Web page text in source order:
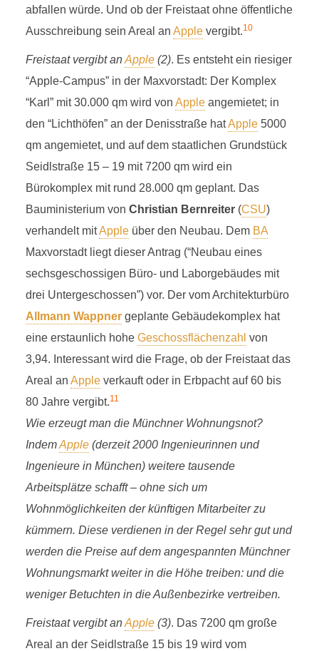
abfallen würde. Und ob der Freistaat ohne öffentliche
Ausschreibung sein Areal an Applevergibt.10
Freistaat vergibt anApple(2). Es entsteht ein riesiger
“Apple-Campus” in der Maxvorstadt: Der Komplex
“Karl” mit 30.000 qm wird von Appleangemietet; in
den “Lichthöfen” an der Denisstraße hatApple5000
qm angemietet, und auf dem staatlichen Grundstück
Seidlstraße 15 – 19 mit 7200 qm wird ein
Bürokomplex mit rund 28.000 qm geplant. Das
Bauministerium von Christian Bernreiter(CSU)
verhandelt mitAppleüber den Neubau. Dem BA
Maxvorstadt liegt dieser Antrag (“Neubau eines
sechsgeschossigen Büro- und Laborgebäudes mit
drei Untergeschossen”) vor. Der vom Architekturbüro
Allmann Wappnergeplante Gebäudekomplex hat
eine erstaunlich hohe Geschossflächenzahl von
3,94. Interessant wird die Frage, ob der Freistaat das
Areal an Appleverkauft oder in Erbpacht auf 60 bis
80 Jahre vergibt.11
Wie erzeugt man die Münchner Wohnungsnot?
IndemApple(derzeit 2000 Ingenieurinnen und
Ingenieure in München) weitere tausende
Arbeitsplätze schafft – ohne sich um
Wohnmöglichkeiten der künftigen Mitarbeiter zu
kümmern. Diese verdienen in der Regel sehr gut und
werden die Preise auf dem angespannten Münchner
Wohnungsmarkt weiter in die Höhe treiben: und die
weniger Betuchten in die Außenbezirke vertreiben.
Freistaat vergibt anApple(3). Das 7200 qm große
Areal an der Seidlstraße 15 bis 19 wird vom